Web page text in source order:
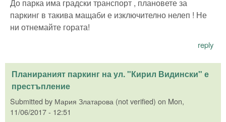
До парка има градски транспорт , плановете за
паркинг в такива мащаби е изключително нелеп ! Не
ни отнемайте гората!
reply
Планираният паркинг на ул. "Кирил Видински" е
престъпление
Submitted by Мария Златарова (not verified) on Mon,
11/06/2017 - 12:51